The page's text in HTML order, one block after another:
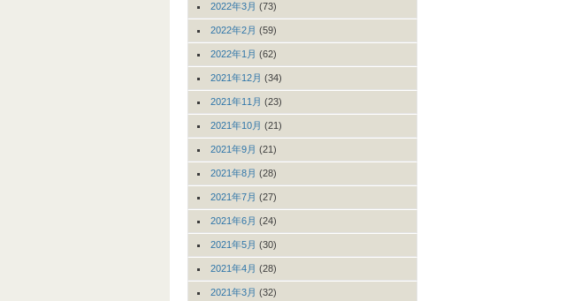
2022年3月 (73)
2022年2月 (59)
2022年1月 (62)
2021年12月 (34)
2021年11月 (23)
2021年10月 (21)
2021年9月 (21)
2021年8月 (28)
2021年7月 (27)
2021年6月 (24)
2021年5月 (30)
2021年4月 (28)
2021年3月 (32)